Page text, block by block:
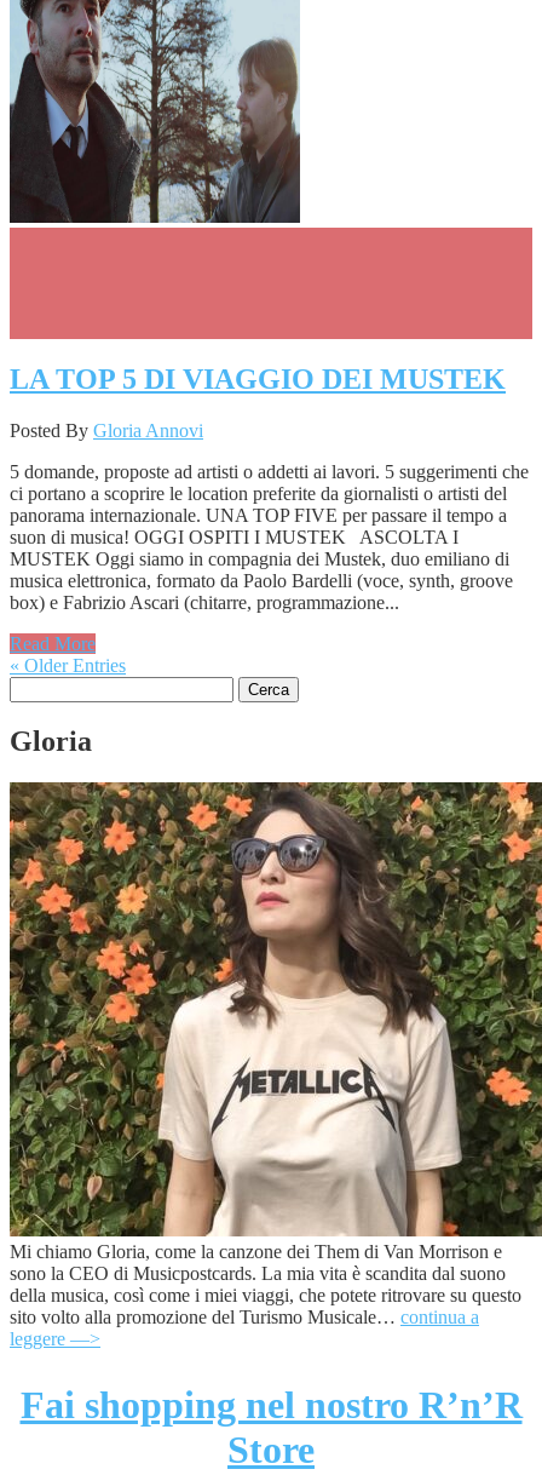
LA TOP 5 DI VIAGGIO DEI MUSTEK
Posted By Gloria Annovi
5 domande, proposte ad artisti o addetti ai lavori. 5 suggerimenti che
ci portano a scoprire le location preferite da giornalisti o artisti del
panorama internazionale. UNA TOP FIVE per passare il tempo a
suon di musica! OGGI OSPITI I MUSTEK ASCOLTA I
MUSTEK Oggi siamo in compagnia dei Mustek, duo emiliano di
musica elettronica, formato da Paolo Bardelli (voce, synth, groove
box) e Fabrizio Ascari (chitarre, programmazione...
Read More
« Older Entries
per:
Gloria
Mi chiamo Gloria, come la canzone dei Them di Van Morrison e
sono la CEO di Musicpostcards. La mia vita è scandita dal suono
della musica, così come i miei viaggi, che potete ritrovare su questo
sito volto alla promozione del Turismo Musicale… continua a
leggere —>
Fai shopping nel nostro R’n’R
Store